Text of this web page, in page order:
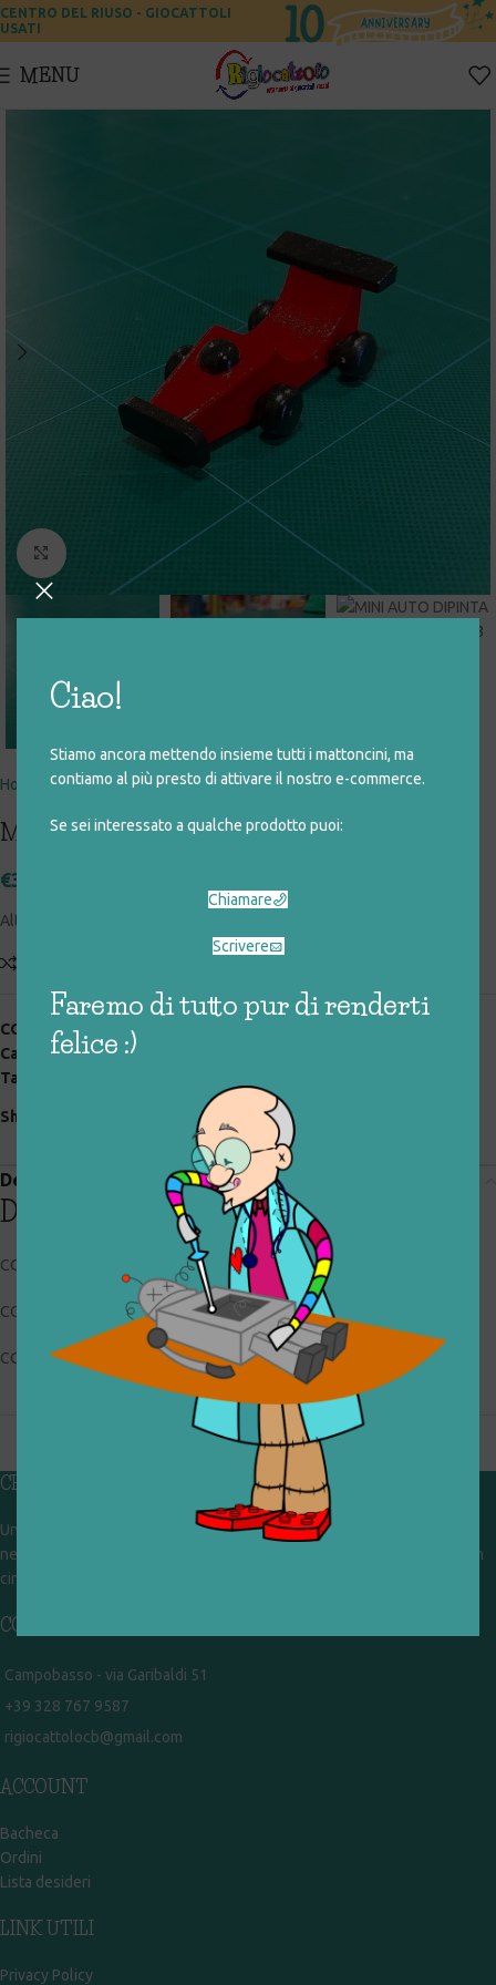
Ciao!
Stiamo ancora mettendo insieme tutti i mattoncini, ma
contiamo al più presto di attivare il nostro e-commerce.
Se sei interessato a qualche prodotto puoi:
Chiamare
Scrivere
Faremo di tutto pur di renderti
felice :)
CENTRO DEL RIUSO - GIOCATTOLI
USATI
MENU
Click to enlarge
Home giocattoli rigenerati speciali legno
MINI AUTO DIPINTA A MANO
€3,00
Altezza 8 cm
COD:
025_0_128
Categorie:giocattoli rigenerati
Tag:
Share:
Descrizione
Descrizione
CODICE RIGIOCATTOLO: 025_0_128
CONDIZIONI: buone, usato
COLLOCAZIONE: VETRO
CHI SIAMO
Un gruppo di volontari che sognano di diventare un centro del riuso e
nel frattempo ricevono in dono giocattoli, li riparano e li reimmettono in
circolazione. Operiamo per un'economia civile, circolare e sostenibile.
CONTATTI
Campobasso - via Garibaldi 51
+39 328 767 9587
rigiocattolocb@gmail.com
ACCOUNT
Bacheca
Ordini
Lista desideri
LINK UTILI
Privacy Policy